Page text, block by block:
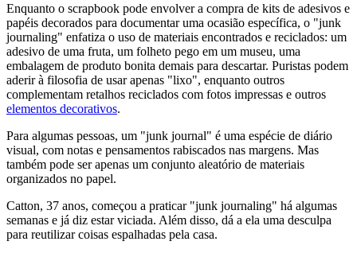
Enquanto o scrapbook pode envolver a compra de kits de adesivos e
papéis decorados para documentar uma ocasião específica, o "junk
journaling" enfatiza o uso de materiais encontrados e reciclados: um
adesivo de uma fruta, um folheto pego em um museu, uma
embalagem de produto bonita demais para descartar. Puristas podem
aderir à filosofia de usar apenas "lixo", enquanto outros
complementam retalhos reciclados com fotos impressas e outros
elementos decorativos.
Para algumas pessoas, um "junk journal" é uma espécie de diário
visual, com notas e pensamentos rabiscados nas margens. Mas
também pode ser apenas um conjunto aleatório de materiais
organizados no papel.
Catton, 37 anos, começou a praticar "junk journaling" há algumas
semanas e já diz estar viciada. Além disso, dá a ela uma desculpa
para reutilizar coisas espalhadas pela casa.